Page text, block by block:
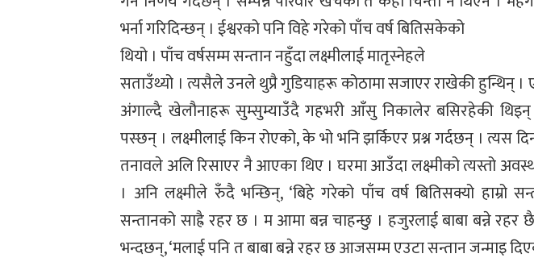
भर्ना गरिदिन्छन् । ईश्वरको पनि विहे गरेको पाँच वर्ष बितिसकेको
थियो । पाँच वर्षसम्म सन्तान नहुँदा लक्ष्मीलाई मातृस्नेहले
सताउँथ्यो । त्यसैले उनले थुप्रै गुडियाहरू कोठामा सजाएर राखेकी हुन्थिन्
अंगाल्दै खेलौनाहरू सुम्सुम्याउँदै गहभरी आँसु निकालेर बसिरहेकी थिइन्
पस्छन् । लक्ष्मीलाई किन रोएको, के भो भनि झर्किएर प्रश्न गर्दछन् । त्यस
तनावले अलि रिसाएर नै आएका थिए । घरमा आउँदा लक्ष्मीको त्यस्तो
। अनि लक्ष्मीले रुँदै भन्छिन्, ‘बिहे गरेको पाँच वर्ष बितिसक्यो हाम्रो
सन्तानको साह्रै रहर छ । म आमा बन्न चाहन्छु । हजुरलाई बाबा बन्ने रहर
भन्दछन्, ‘मलाई पनि त बाबा बन्ने रहर छ आजसम्म एउटा सन्तान जन्माइ